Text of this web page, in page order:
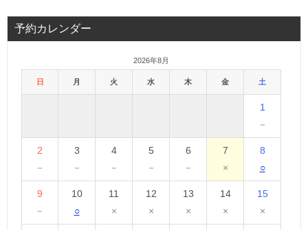
予約カレンダー
2026年8月
日 月 火 水 木 金 土
1
－
2
－
3
－
4
－
5
－
6
－
7
×
8
○
9
－
10
○
11
×
12
×
13
×
14
×
15
×